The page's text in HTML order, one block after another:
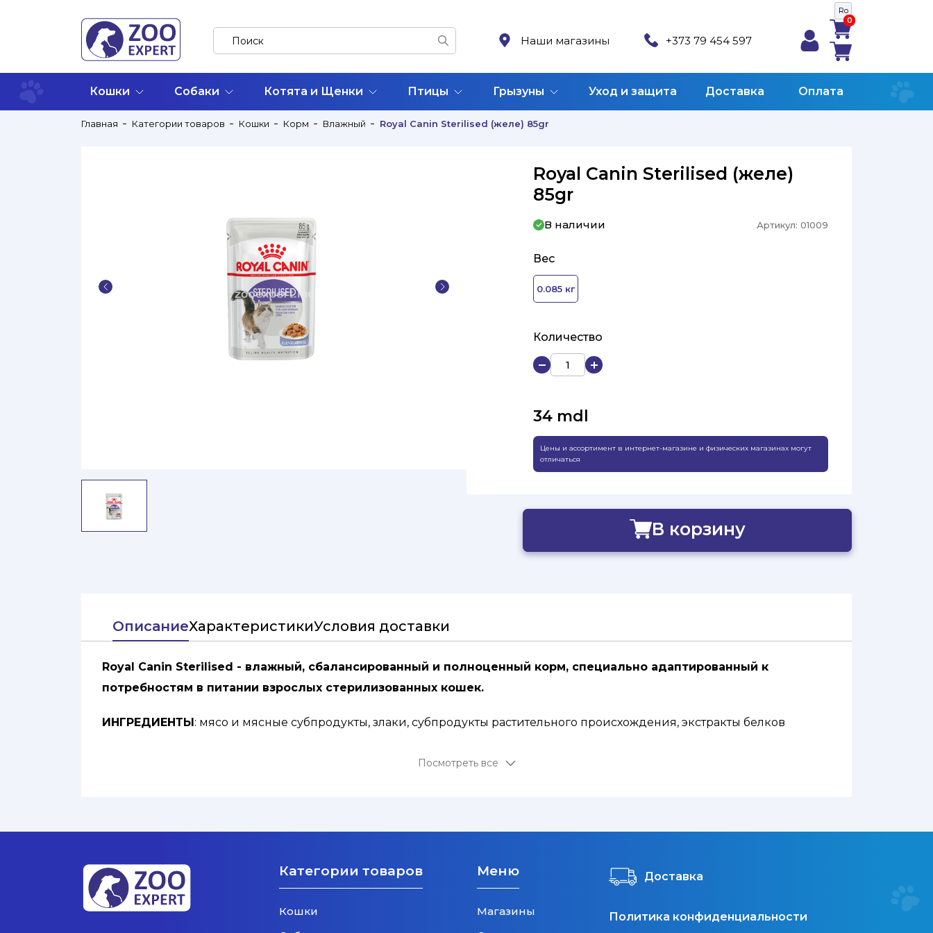
Ro
Наши магазины +373 79 454 597
0
0
Кошки Собаки Котята и Щенки Птицы Грызуны Уход и защита Доставка Оплата
Главная Категории товаров Кошки Корм Влажный Royal Canin Sterilised (желе) 85gr
Royal Canin Sterilised (желе)
85gr
В наличии Артикул: 01009
Вес
0.085 кг
Количество
34 mdl
Цены и ассортимент в интернет-магазине и физических магазинах могут
отличаться
В корзину
ОписаниеХарактеристикиУсловия доставки
Royal Canin Sterilised - влажный, сбалансированный и полноценный корм, специально адаптированный к
потребностям в питании взрослых стерилизованных кошек.
ИНГРЕДИЕНТЫ: мясо и мясные субпродукты, злаки, субпродукты растительного происхождения, экстракты белков
СОДЕРЖАНИЕ ПИТАТЕЛЬНЫХ ВЕЩЕСТВ:Белки: 9,0 % - Жиры: 2,5 % - Минеральные вещества: 1,6 % - Клетчатка пищевая: 1,6
Посмотреть все
Категории товаров
Кошки
Меню
Магазины
Доставка
Политика конфиденциальности